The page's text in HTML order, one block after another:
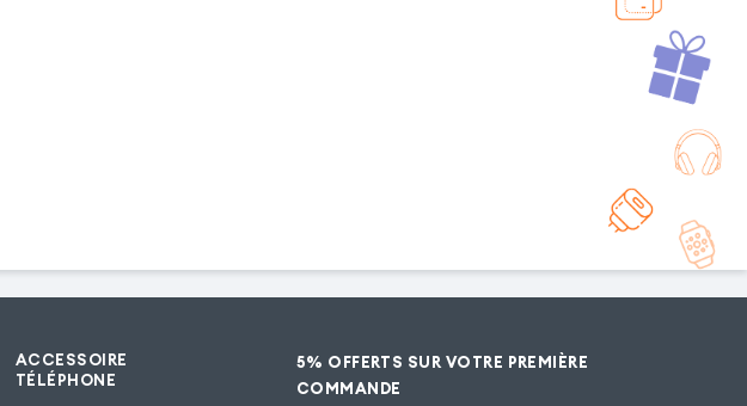
ACCESSOIRE
TÉLÉPHONE
5% OFFERTS SUR VOTRE PREMIÈRE
COMMANDE